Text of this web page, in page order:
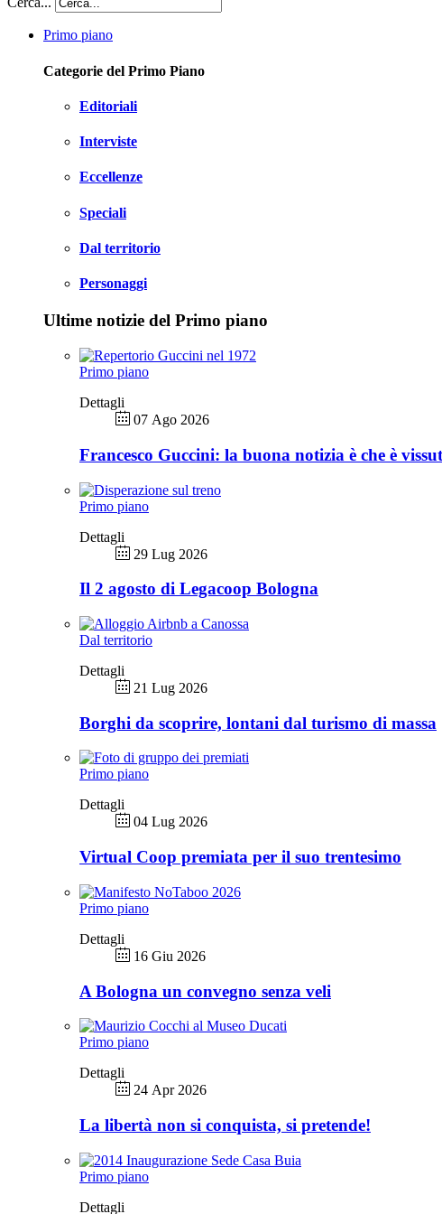
Primo piano
Categorie del Primo Piano
Editoriali
Interviste
Eccellenze
Speciali
Dal territorio
Personaggi
Ultime notizie del Primo piano
Primo piano
Dettagli
07 Ago 2026
Francesco Guccini: la buona notizia è che è
Primo piano
Dettagli
29 Lug 2026
Il 2 agosto di Legacoop Bologna
Dal territorio
Dettagli
21 Lug 2026
Borghi da scoprire, lontani dal turismo di massa
Primo piano
Dettagli
04 Lug 2026
Virtual Coop premiata per il suo trentesimo
Primo piano
Dettagli
16 Giu 2026
A Bologna un convegno senza veli
Primo piano
Dettagli
24 Apr 2026
La libertà non si conquista, si pretende!
Primo piano
Dettagli